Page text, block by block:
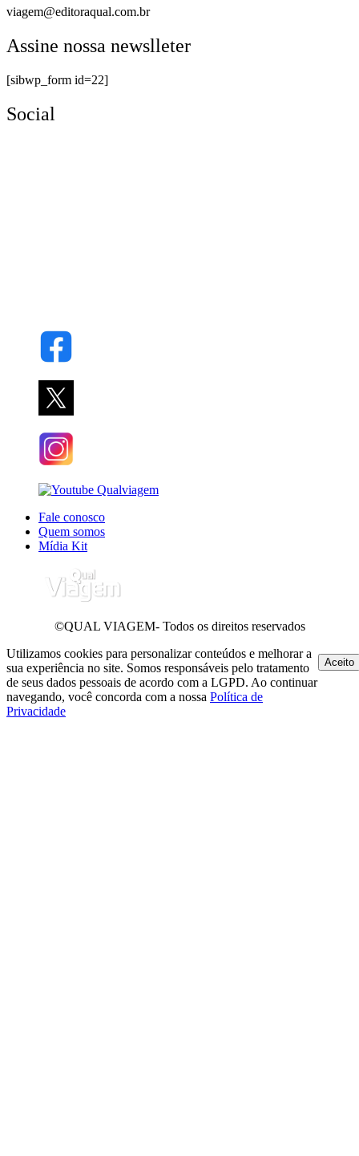
viagem@editoraqual.com.br
Assine nossa newslleter
[sibwp_form id=22]
Social
Fale conosco
Quem somos
Mídia Kit
©QUAL VIAGEM- Todos os direitos reservados
Utilizamos cookies para personalizar conteúdos e melhorar a
sua experiência no site. Somos responsáveis pelo tratamento
de seus dados pessoais de acordo com a LGPD. Ao continuar
navegando, você concorda com a nossa Política de
Privacidade
Aceito